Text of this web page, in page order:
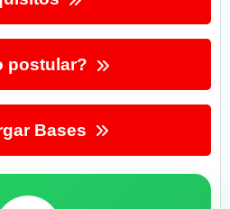
postular?
Bases